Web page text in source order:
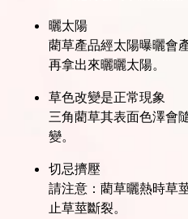
曬太陽
藺草產品經太陽曝曬會
再拿出來曬曬太陽。
草色改變是正常現象
三角藺草其表面色澤會
變。
切忌擠壓
請注意：藺草曬熱時草
止草莖斷裂。